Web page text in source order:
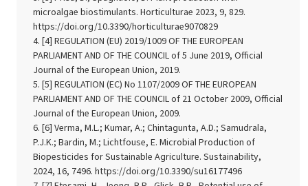
microalgae biostimulants. Horticulturae 2023, 9, 829.
https://doi.org/10.3390/horticulturae9070829
[4] REGULATION (EU) 2019/1009 OF THE EUROPEAN
PARLIAMENT AND OF THE COUNCIL of 5 June 2019, Official
Journal of the European Union, 2019.
[5] REGULATION (EC) No 1107/2009 OF THE EUROPEAN
PARLIAMENT AND OF THE COUNCIL of 21 October 2009, Official
Journal of the European Union, 2009.
[6] Verma, M.L.; Kumar, A.; Chintagunta, A.D.; Samudrala,
P.J.K.; Bardin, M.; Lichtfouse, E. Microbial Production of
Biopesticides for Sustainable Agriculture. Sustainability,
2024, 16, 7496. https://doi.org/10.3390/su16177496